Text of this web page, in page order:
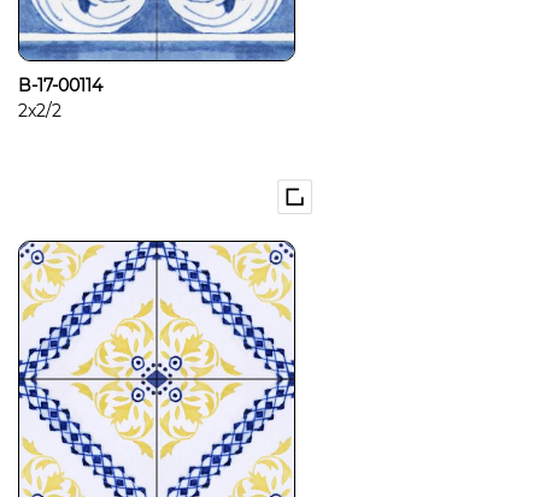
B-17-00114
2x2/2